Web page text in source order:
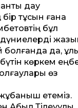
дау
тұсын ғана
бұл
дүниелерді
болғанда да,
көркем
өз
етеміз.